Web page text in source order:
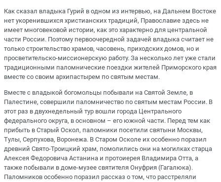
Как сказал владыка Гурий в одном из интервью, на Дальнем Востоке
нет укоренившихся христианских традиций, Православие здесь не
имеет многовековой истории, как это характерно для центральной
части России. Поэтому первоочередной задачей владыка считает не
только строительство храмов, часовень, приходских домов, но и
просветительско-миссионерскую работу. За несколько лет уже стали
традиционными паломнические поездки жителей Приморского края
вместе со своим архипастырем по святым местам.
Вместе с владыкой богомольцы побывали на Святой Земле, в
Палестине, совершили паломничество по святым местам России. В
этот раз в двухнедельный тур вошли города Центрального
федерального округа, в основном – его южной части. Перед тем как
прибыть в Старый Оскол, паломники посетили святыни Москвы,
Тулы, Серпухова, Воронежа. В Старом Осколе их особенно поразил
древний Свято-Троицкий храм, помолились они на могилках старца
Алексея Федоровича Астанина и протоиерея Владимира Отта, а
также побывали в доме-музее святителя Онуфрия (Гагалюка).
Паломников особенно поразил рассказ о том, что расстреляли